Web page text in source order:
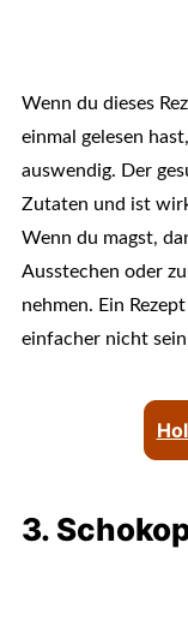
Wenn du dieses
einmal gelesen
auswendig. Der
Zutaten und ist
Wenn du magst,
Ausstechen oder
nehmen. Ein
einfacher nicht
3.